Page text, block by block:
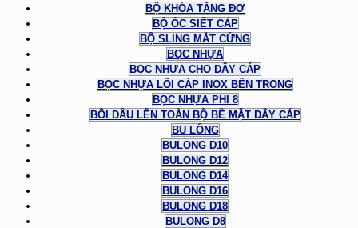
BỘ KHÓA TĂNG ĐƠ
BỘ ỐC SIẾT CÁP
BỘ SLING MẮT CỨNG
BỌC NHỰA
BỌC NHỰA CHO DÂY CÁP
BỌC NHỰA LÕI CÁP INOX BÊN TRONG
BỌC NHỰA PHI 8
BÔI DẦU LÊN TOÀN BỘ BỀ MẶT DÂY CÁP
BU LÔNG
BULONG D10
BULONG D12
BULONG D14
BULONG D16
BULONG D18
BULONG D8